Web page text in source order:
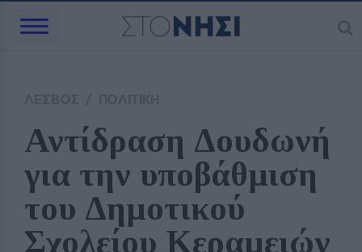
Αντίδραση Δουδωνή
για την υποβάθμιση
του Δημοτικού